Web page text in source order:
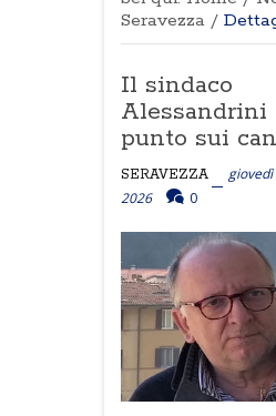
Seravezza /
Il sindaco
Alessandrini
punto sui
SERAVEZZA
2026
0